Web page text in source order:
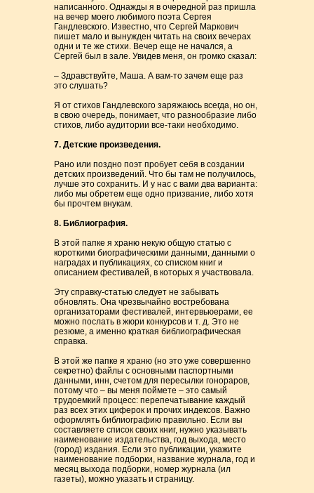
написанного. Однажды я в очередной раз пришла
на вечер моего любимого поэта Сергея
Гандлевского. Известно, что Сергей Маркович
пишет мало и вынужден читать на своих вечерах
одни и те же стихи. Вечер еще не начался, а
Сергей был в зале. Увидев меня, он громко сказал:
– Здравствуйте, Маша. А вам-то зачем еще раз
это слушать?
Я от стихов Гандлевского заряжаюсь всегда, но он,
в свою очередь, понимает, что разнообразие либо
стихов, либо аудитории все-таки необходимо.
7. Детские произведения.
Рано или поздно поэт пробует себя в создании
детских произведений. Что бы там не получилось,
лучше это сохранить. И у нас с вами два варианта:
либо мы обретем еще одно призвание, либо хотя
бы прочтем внукам.
8. Библиография.
В этой папке я храню некую общую статью с
короткими биографическими данными, данными о
наградах и публикациях, со списком книг и
описанием фестивалей, в которых я участвовала.
Эту справку-статью следует не забывать
обновлять. Она чрезвычайно востребована
организаторами фестивалей, интервьюерами, ее
можно послать в жюри конкурсов и т. д. Это не
резюме, а именно краткая библиографическая
справка.
В этой же папке я храню (но это уже совершенно
секретно) файлы с основными паспортными
данными, инн, счетом для пересылки гонораров,
потому что – вы меня поймете – это самый
трудоемкий процесс: перепечатывание каждый
раз всех этих циферок и прочих индексов. Важно
оформлять библиографию правильно. Если вы
составляете список своих книг, нужно указывать
наименование издательства, год выхода, место
(город) издания. Если это публикации, укажите
наименование подборки, название журнала, год и
месяц выхода подборки, номер журнала (ил
газеты), можно указать и страницу.